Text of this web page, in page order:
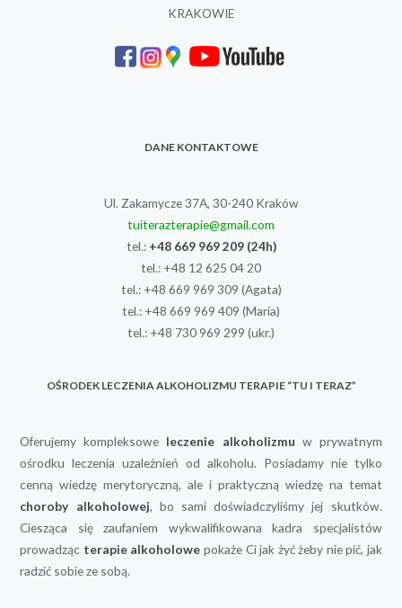
KRAKOWIE
DANE KONTAKTOWE
Ul. Zakamycze 37A, 30-240 Kraków
tuiterazterapie@gmail.com
tel.: +48 669 969 209(24h)
tel.: +48 12 625 04 20
tel.: +48 669 969 309 (Agata)
tel.: +48 669 969 409 (Maria)
tel.: +48 730 969 299 (ukr.)
OŚRODEK LECZENIA ALKOHOLIZMU TERAPIE “TU I TERAZ”
Oferujemy kompleksowe leczenie alkoholizmu w prywatnym
ośrodku leczenia uzależnień od alkoholu. Posiadamy nie tylko
cenną wiedzę merytoryczną, ale i praktyczną wiedzę na temat
choroby alkoholowej, bo sami doświadczyliśmy jej skutków.
Ciesząca się zaufaniem wykwalifikowana kadra specjalistów
prowadząc terapie alkoholowe pokaże Ci jak żyć żeby nie pić, jak
radzić sobie ze sobą.